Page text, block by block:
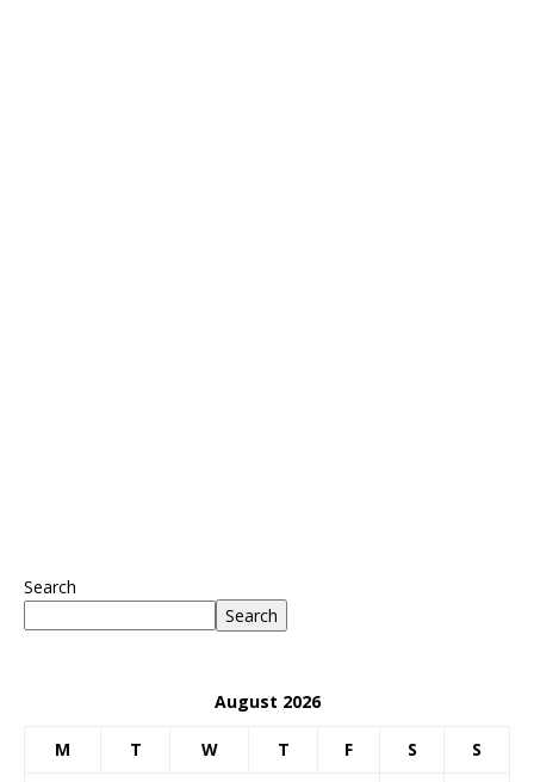
Search
Search
August 2026
M T W T F S S